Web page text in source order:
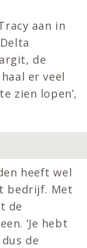
aan in
de
er veel
zien lopen’,
heeft wel
bedrijf. Met
de
‘Je hebt
de